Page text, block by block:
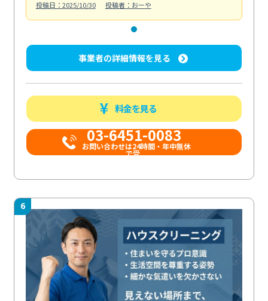
投稿日：2025/10/30
投稿者：おーや
事業者の詳細情報を見る
料金を見る
03-6451-0083
お問い合わせは24時間・年中無休
で受...
6